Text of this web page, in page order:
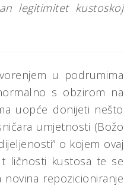
legitimitet kustoskoj
u podrumima
s obzirom na
uopće donijeti nešto
umjetnosti (Božo
o kojem ovaj
ličnosti kustosa te se
repozicioniranje